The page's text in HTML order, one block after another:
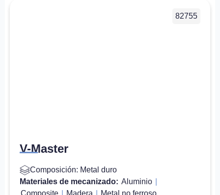
82755
V-Master
Composición: Metal duro
Materiales de mecanizado: Aluminio